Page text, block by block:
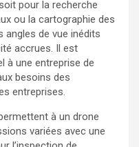
pour la recherche
ou la cartographie des
de vue inédits
accrues. Il est
à une entreprise de
besoins des
entreprises.
à un drone
variées avec une